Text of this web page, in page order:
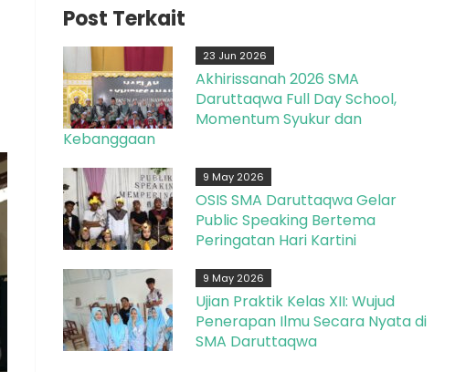
Post Terkait
23 Jun 2026
Akhirissanah 2026 SMA
Daruttaqwa Full Day School,
Momentum Syukur dan
Kebanggaan
9 May 2026
OSIS SMA Daruttaqwa Gelar
Public Speaking Bertema
Peringatan Hari Kartini
9 May 2026
Ujian Praktik Kelas XII: Wujud
Penerapan Ilmu Secara Nyata di
SMA Daruttaqwa